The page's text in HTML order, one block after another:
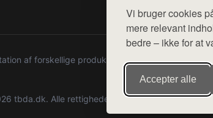
Vi bruger cookies
mere relevant
bedre – ikke for at
Accepter alle
af forskellige produkter fra diverse webshops.
tbda.dk. Alle rettigheder forbeholdes.